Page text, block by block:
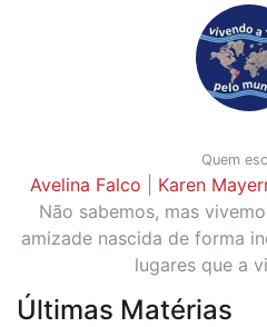
Quem
Avelina Falco Karen
Não sabemos, mas
amizade nascida de forma
lugares que a
Últimas Matérias